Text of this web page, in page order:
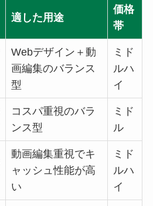
適した用途
価格
帯
Webデザイン＋動
画編集のバランス
型
ミド
ルハ
イ
コスパ重視のバラ
ンス型
ミド
ル
動画編集重視でキ
ャッシュ性能が高
い
ミド
ルハ
イ